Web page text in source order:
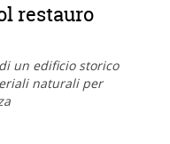
restauro
un edificio storico
naturali per